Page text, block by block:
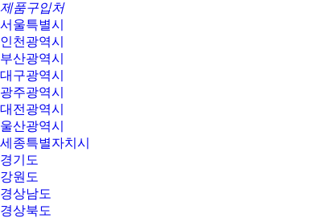
제품구입처
서울특별시
인천광역시
부산광역시
대구광역시
광주광역시
대전광역시
울산광역시
세종특별자치시
경기도
강원도
경상남도
경상북도